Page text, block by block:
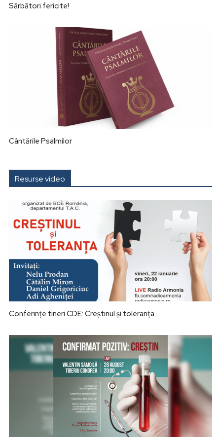
Sărbători fericite!
Cântările Psalmilor
Resurse video
Conferințe tineri CDE: Creștinul și toleranța